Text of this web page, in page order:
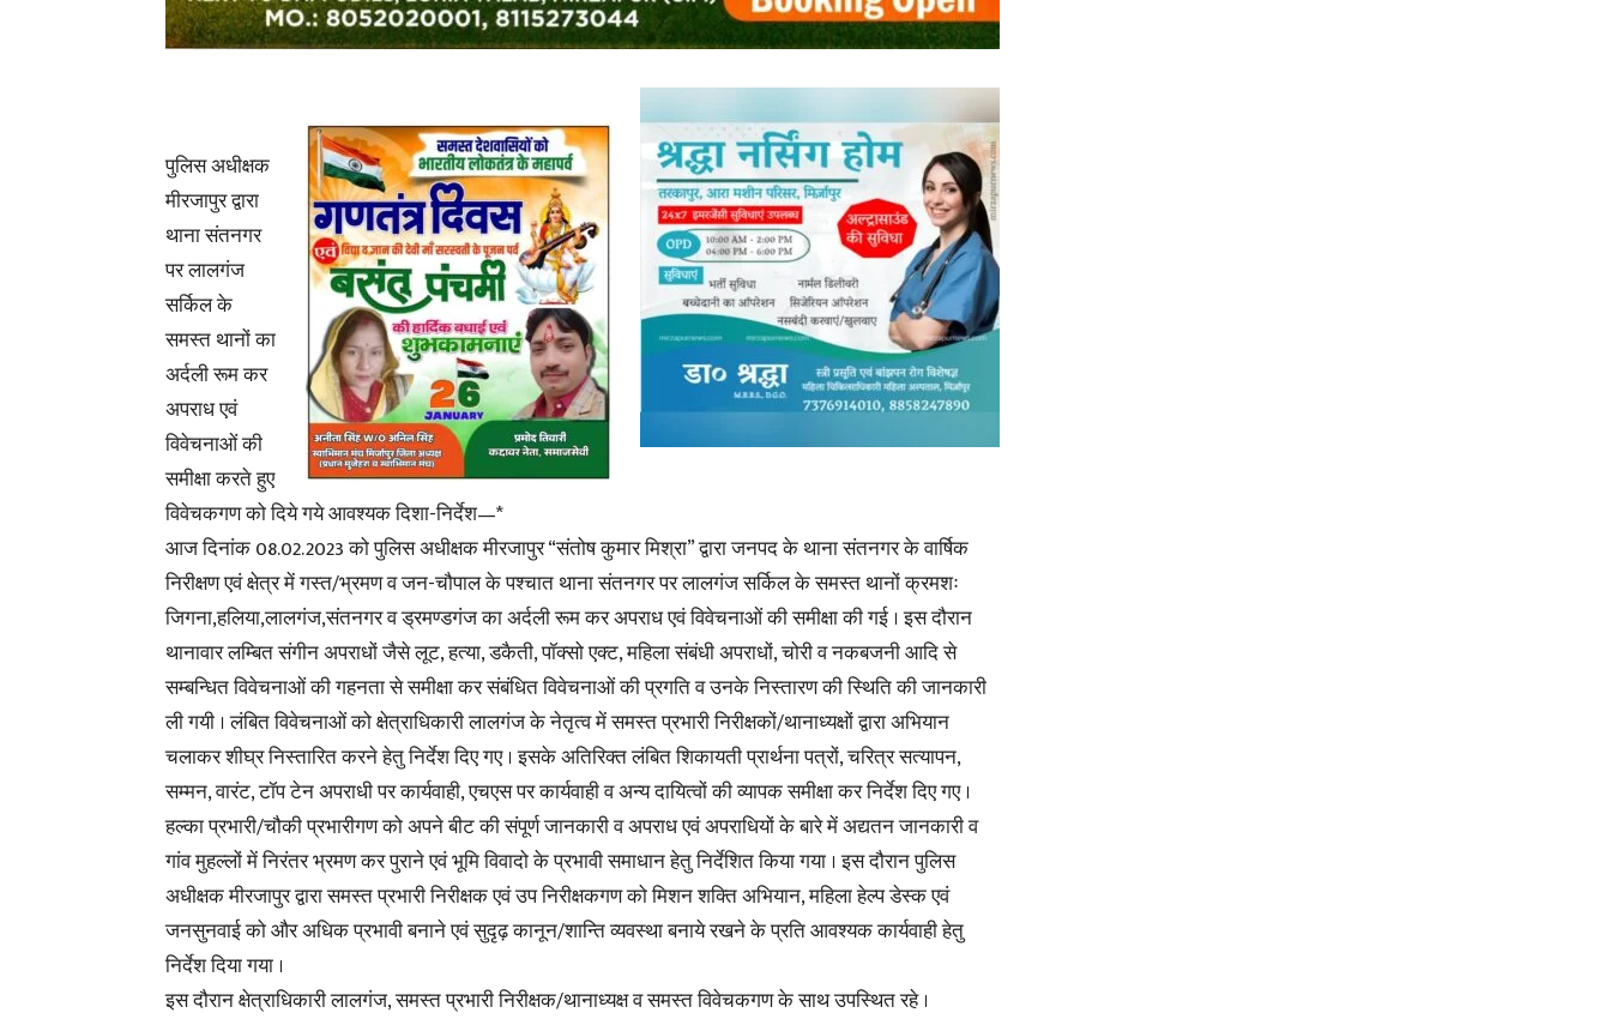
Hindi,
Today
Hindi
News
Paper
पुलिस अधीक्षक
मीरजापुर द्वारा
थाना संतनगर
पर लालगंज
सर्किल के
समस्त थानों का
अर्दली रूम कर
अपराध एवं
विवेचनाओं की
समीक्षा करते हुए
विवेचकगण को दिये गये आवश्यक दिशा-निर्देश—*
आज दिनांक 08.02.2023 को पुलिस अधीक्षक मीरजापुर “संतोष कुमार मिश्रा” द्वारा जनपद के थाना संतनगर के वार्षिक
निरीक्षण एवं क्षेत्र में गस्त/भ्रमण व जन-चौपाल के पश्चात थाना संतनगर पर लालगंज सर्किल के समस्त थानों क्रमशः
जिगना,हलिया,लालगंज,संतनगर व ड्रमण्डगंज का अर्दली रूम कर अपराध एवं विवेचनाओं की समीक्षा की गई । इस दौरान
थानावार लम्बित संगीन अपराधों जैसे लूट, हत्या, डकैती, पॉक्सो एक्ट, महिला संबंधी अपराधों, चोरी व नकबजनी आदि से
सम्बन्धित विवेचनाओं की गहनता से समीक्षा कर संबंधित विवेचनाओं की प्रगति व उनके निस्तारण की स्थिति की जानकारी
ली गयी । लंबित विवेचनाओं को क्षेत्राधिकारी लालगंज के नेतृत्व में समस्त प्रभारी निरीक्षकों/थानाध्यक्षों द्वारा अभियान
चलाकर शीघ्र निस्तारित करने हेतु निर्देश दिए गए । इसके अतिरिक्त लंबित शिकायती प्रार्थना पत्रों, चरित्र सत्यापन,
सम्मन, वारंट, टॉप टेन अपराधी पर कार्यवाही, एचएस पर कार्यवाही व अन्य दायित्वों की व्यापक समीक्षा कर निर्देश दिए गए ।
हल्का प्रभारी/चौकी प्रभारीगण को अपने बीट की संपूर्ण जानकारी व अपराध एवं अपराधियों के बारे में अद्यतन जानकारी व
गांव मुहल्लों में निरंतर भ्रमण कर पुराने एवं भूमि विवादो के प्रभावी समाधान हेतु निर्देशित किया गया । इस दौरान पुलिस
अधीक्षक मीरजापुर द्वारा समस्त प्रभारी निरीक्षक एवं उप निरीक्षकगण को मिशन शक्ति अभियान, महिला हेल्प डेस्क एवं
जनसुनवाई को और अधिक प्रभावी बनाने एवं सुदृढ़ कानून/शान्ति व्यवस्था बनाये रखने के प्रति आवश्यक कार्यवाही हेतु
निर्देश दिया गया ।
इस दौरान क्षेत्राधिकारी लालगंज, समस्त प्रभारी निरीक्षक/थानाध्यक्ष व समस्त विवेचकगण के साथ उपस्थित रहे ।